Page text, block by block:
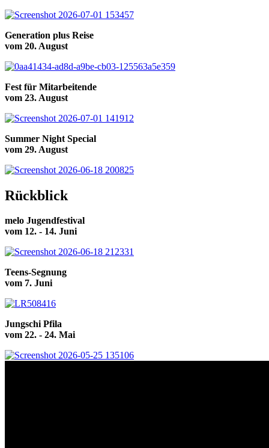
Generation plus Reise
vom 20. August
Fest für Mitarbeitende
vom 23. August
Summer Night Special
vom 29. August
Rückblick
melo Jugendfestival
vom 12. - 14. Juni
Teens-Segnung
vom 7. Juni
Jungschi Pfila
vom 22. - 24. Mai